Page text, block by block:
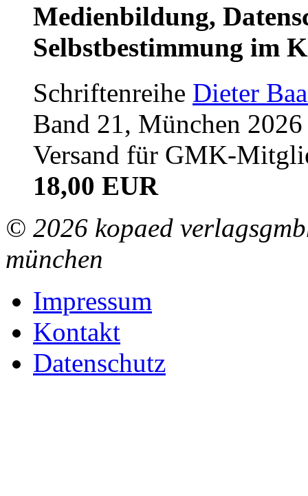
Medienbildung,
Selbstbestimmung im
Schriftenreihe Dieter
Band 21, München
Versand für GMK-
18,00 EUR
© 2026 kopaed
münchen
Impressum
Kontakt
Datenschutz